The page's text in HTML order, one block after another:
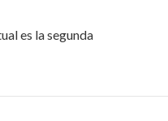
es la segunda